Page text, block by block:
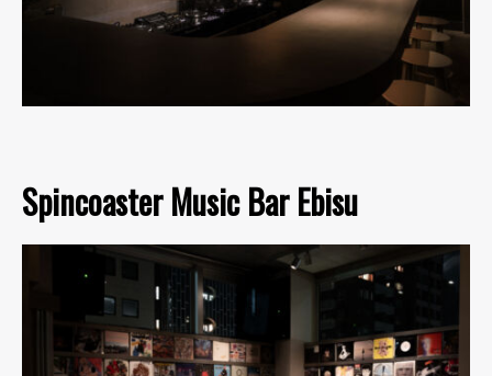
Spincoaster Music Bar Ebisu